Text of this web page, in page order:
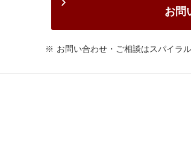
お問
お問い合わせ・ご相談はスパイラ